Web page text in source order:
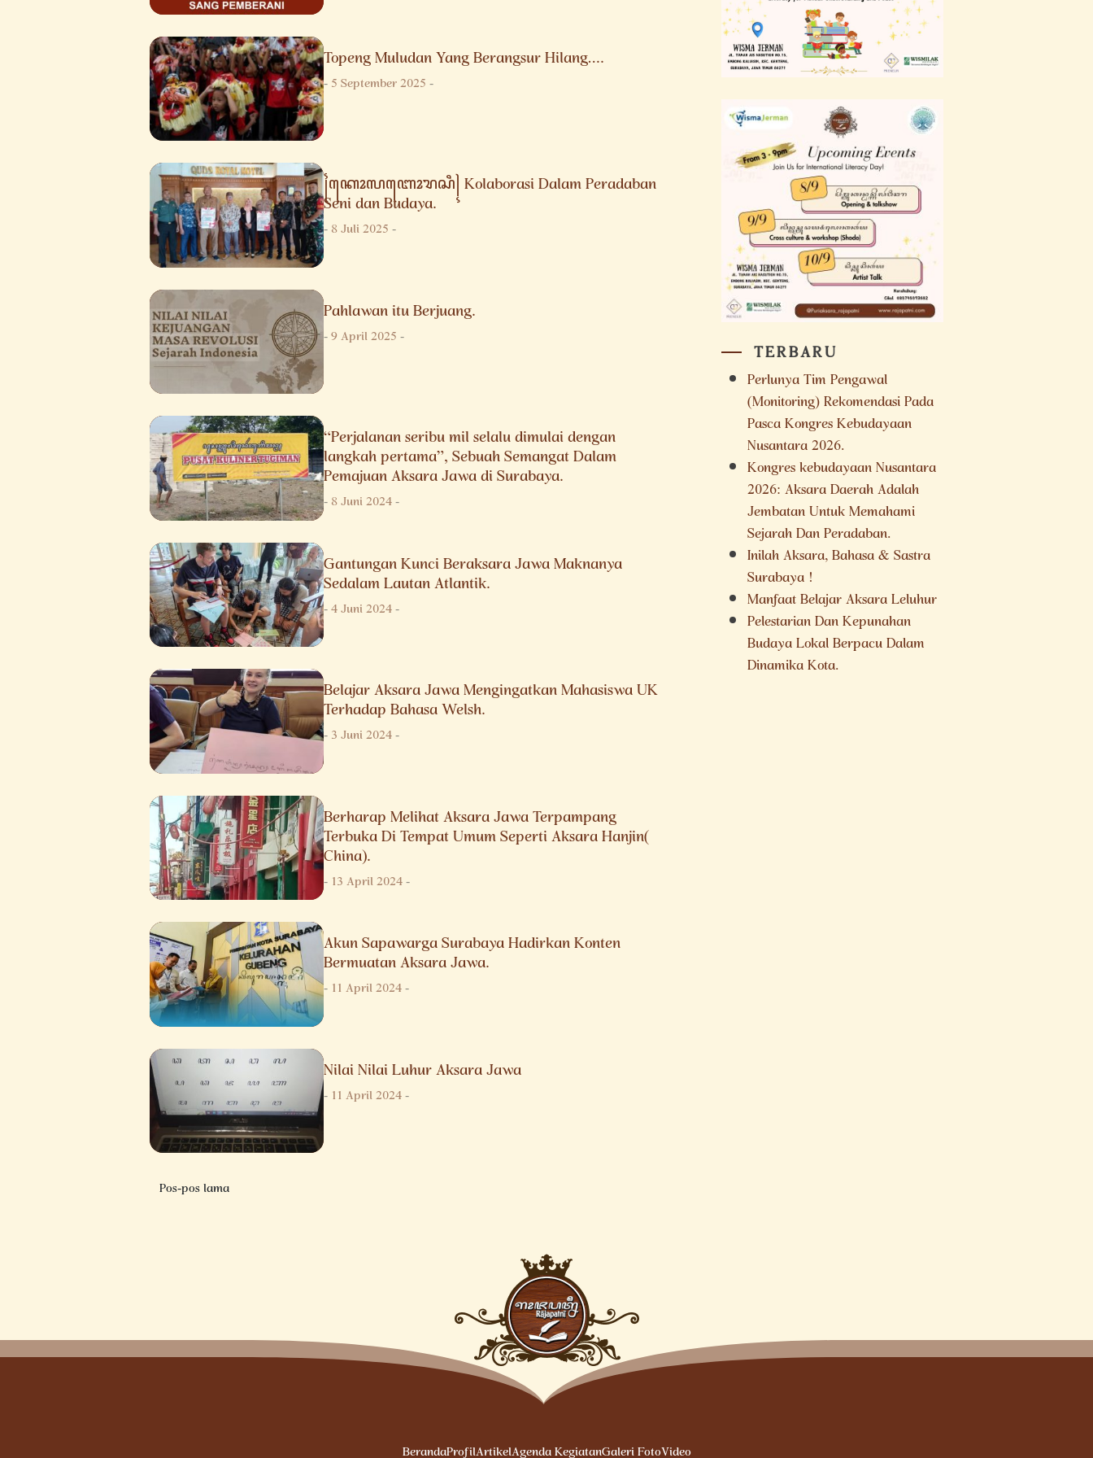
Topeng Muludan Yang Berangsur Hilang….
-5 September 2025-
꧌ꦏꦺꦴꦭꦧꦺꦴꦫꦱꦶ꧍ Kolaborasi Dalam Peradaban
Seni dan Budaya.
-8 Juli 2025-
Pahlawan itu Berjuang.
-9 April 2025-
“Perjalanan seribu mil selalu dimulai dengan
langkah pertama”, Sebuah Semangat Dalam
Pemajuan Aksara Jawa di Surabaya.
-8 Juni 2024-
Gantungan Kunci Beraksara Jawa Maknanya
Sedalam Lautan Atlantik.
-4 Juni 2024-
Belajar Aksara Jawa Mengingatkan Mahasiswa UK
Terhadap Bahasa Welsh.
-3 Juni 2024-
Berharap Melihat Aksara Jawa Terpampang
Terbuka Di Tempat Umum Seperti Aksara Hanjin(
China).
-13 April 2024-
Akun Sapawarga Surabaya Hadirkan Konten
Bermuatan Aksara Jawa.
-11 April 2024-
Nilai Nilai Luhur Aksara Jawa
-11 April 2024-
Navigasi
Pos-pos lama
TERBARU
Perlunya Tim Pengawal
(Monitoring) Rekomendasi Pada
Pasca Kongres Kebudayaan
Nusantara 2026.
Kongres kebudayaan Nusantara
2026: Aksara Daerah Adalah
Jembatan Untuk Memahami
Sejarah Dan Peradaban.
Inilah Aksara, Bahasa & Sastra
Surabaya !
Manfaat Belajar Aksara Leluhur
Pelestarian Dan Kepunahan
Budaya Lokal Berpacu Dalam
Dinamika Kota.